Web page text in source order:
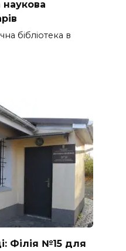
бібліотека в
Філія №15 для